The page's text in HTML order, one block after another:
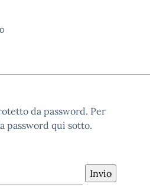
da password. Per
password qui sotto.